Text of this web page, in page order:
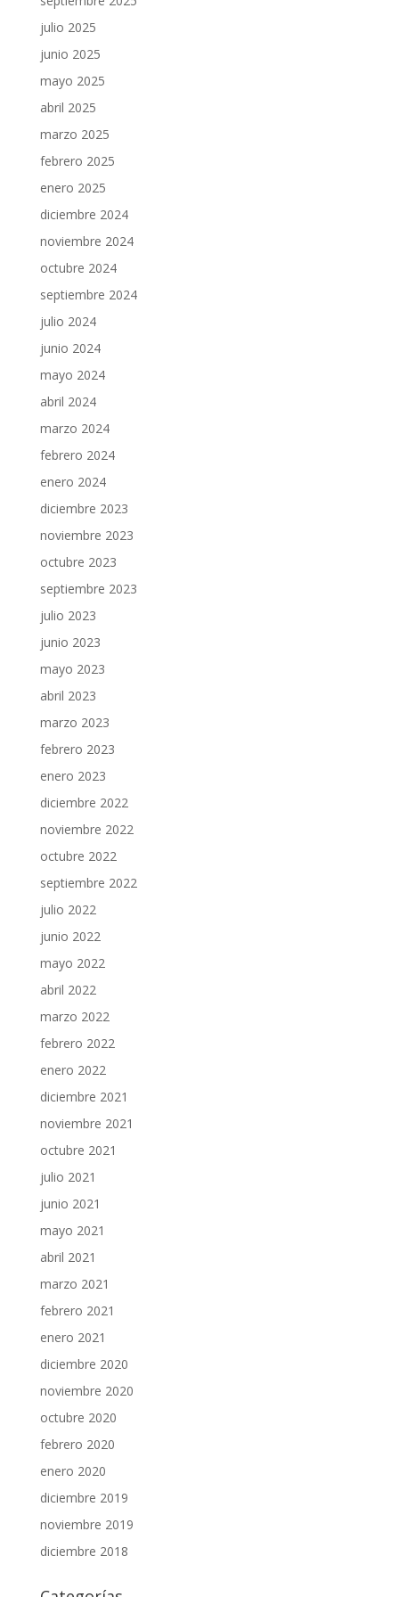
julio 2025
junio 2025
mayo 2025
abril 2025
marzo 2025
febrero 2025
enero 2025
diciembre 2024
noviembre 2024
octubre 2024
septiembre 2024
julio 2024
junio 2024
mayo 2024
abril 2024
marzo 2024
febrero 2024
enero 2024
diciembre 2023
noviembre 2023
octubre 2023
septiembre 2023
julio 2023
junio 2023
mayo 2023
abril 2023
marzo 2023
febrero 2023
enero 2023
diciembre 2022
noviembre 2022
octubre 2022
septiembre 2022
julio 2022
junio 2022
mayo 2022
abril 2022
marzo 2022
febrero 2022
enero 2022
diciembre 2021
noviembre 2021
octubre 2021
julio 2021
junio 2021
mayo 2021
abril 2021
marzo 2021
febrero 2021
enero 2021
diciembre 2020
noviembre 2020
octubre 2020
febrero 2020
enero 2020
diciembre 2019
noviembre 2019
diciembre 2018